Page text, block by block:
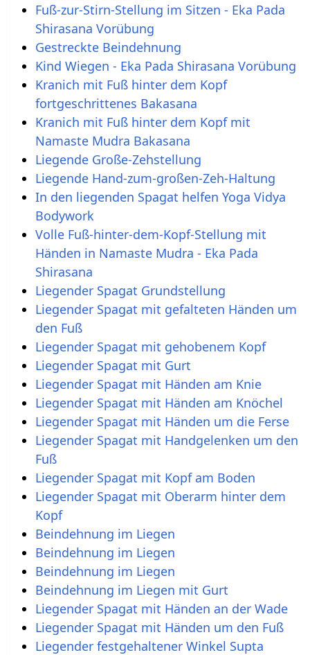
Fuß-zur-Stirn-Stellung im Sitzen - Eka Pada
Shirasana Vorübung
Gestreckte Beindehnung
Kind Wiegen - Eka Pada Shirasana Vorübung
Kranich mit Fuß hinter dem Kopf
fortgeschrittenes Bakasana
Kranich mit Fuß hinter dem Kopf mit
Namaste Mudra Bakasana
Liegende Große-Zehstellung
Liegende Hand-zum-großen-Zeh-Haltung
In den liegenden Spagat helfen Yoga Vidya
Bodywork
Volle Fuß-hinter-dem-Kopf-Stellung mit
Händen in Namaste Mudra - Eka Pada
Shirasana
Liegender Spagat Grundstellung
Liegender Spagat mit gefalteten Händen um
den Fuß
Liegender Spagat mit gehobenem Kopf
Liegender Spagat mit Gurt
Liegender Spagat mit Händen am Knie
Liegender Spagat mit Händen am Knöchel
Liegender Spagat mit Händen um die Ferse
Liegender Spagat mit Handgelenken um den
Fuß
Liegender Spagat mit Kopf am Boden
Liegender Spagat mit Oberarm hinter dem
Kopf
Beindehnung im Liegen
Beindehnung im Liegen
Beindehnung im Liegen
Beindehnung im Liegen mit Gurt
Liegender Spagat mit Händen an der Wade
Liegender Spagat mit Händen um den Fuß
Liegender festgehaltener Winkel Supta